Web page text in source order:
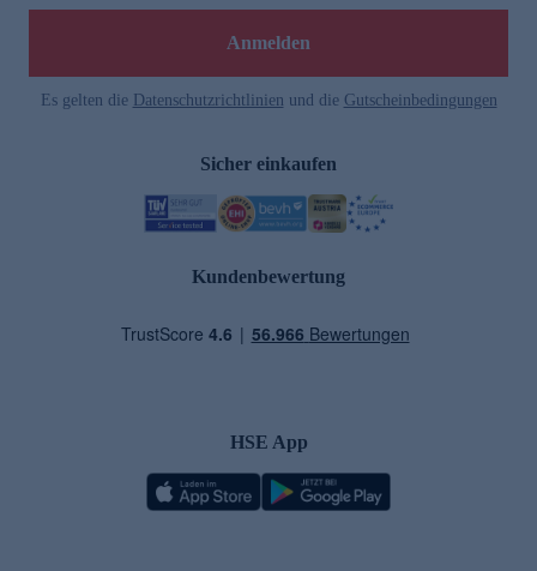
Anmelden
Es gelten die Datenschutzrichtlinien und die Gutscheinbedingungen
Sicher einkaufen
Kundenbewertung
HSE App